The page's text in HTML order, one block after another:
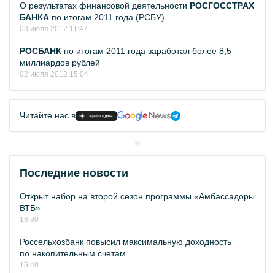
О результатах финансовой деятельности РОСГОССТРАХ
БАНКА по итогам 2011 года (РСБУ)
03 июля 2012 11:47
РОСБАНК по итогам 2011 года заработал более 8,5
миллиардов рублей
02 июля 2012 15:04
Читайте нас в
Последние новости
Открыт набор на второй сезон программы «Амбассадоры
ВТБ»
16:30
Россельхозбанк повысил максимальную доходность
по накопительным счетам
15:40